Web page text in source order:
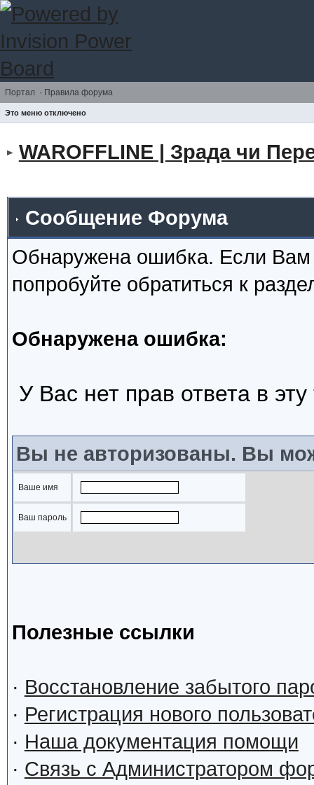
Портал · Правила форума
Это меню отключено
WAROFFLINE | Зрада чи
Сообщение Форума
Обнаружена ошибка. Если
попробуйте обратиться к
Обнаружена ошибка:
У Вас нет прав ответа в
Вы не авторизованы. Вы
Ваше имя
Ваш пароль
Полезные ссылки
· Восстановление забытого
· Регистрация нового
· Наша документация помощи
· Связь с Администратором